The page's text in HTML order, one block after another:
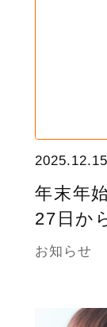
2025.12.15
年末年
27日か
お知らせ